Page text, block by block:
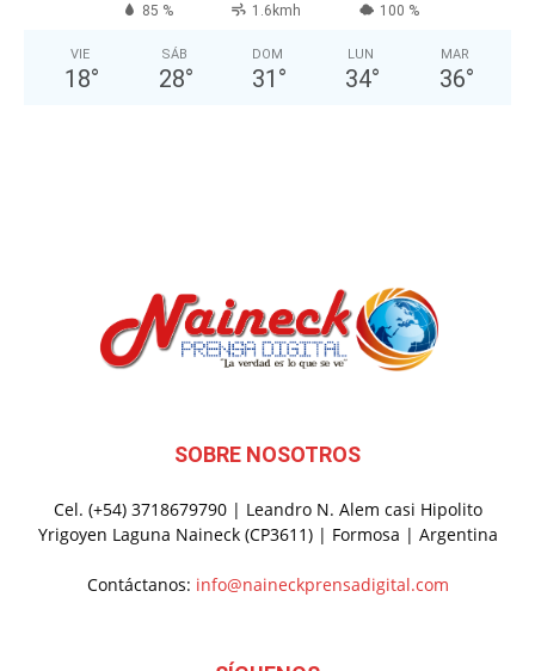
85 % 1.6kmh 100 %
VIE
18°
SÁB
28°
DOM
31 °
LUN
34°
MAR
36°
SOBRE NOSOTROS
Cel. (+54) 3718679790 | Leandro N. Alem casi Hipolito
Yrigoyen Laguna Naineck (CP3611) | Formosa | Argentina
Contáctanos: info@naineckprensadigital.com